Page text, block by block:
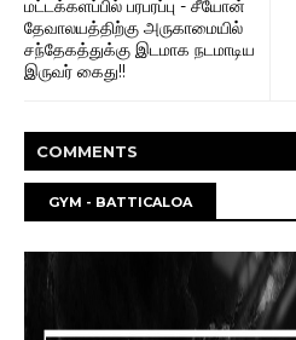
மட்டக்களப்பில் பரபரப்பு - சீயோன்
தேவாலயத்திற்கு அருகாமையில்
சந்தேகத்துக்கு இடமாக நடமாடிய
இருவர் கைது!!
COMMENTS
GYM - BATTICALOA